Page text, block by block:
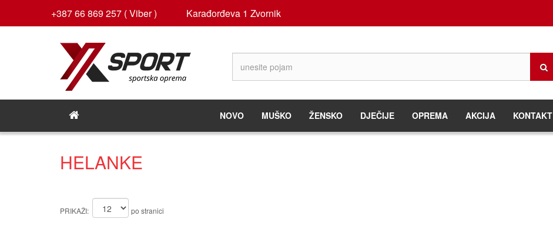
+387 66 869 257 ( Viber ) Karađorđeva 1 Zvornik
NOVO MUŠKO ŽENSKO DJEČIJE OPREMA AKCIJA KONTAKT
HELANKE
PRIKAŽI: po stranici